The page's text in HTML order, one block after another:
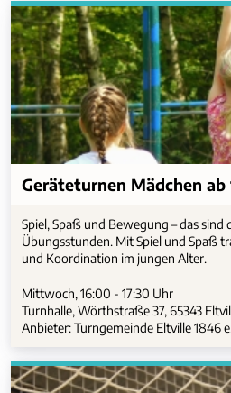
Geräteturnen Mädchen ab
Spiel, Spaß und Bewegung – das sind
Übungsstunden. Mit Spiel und Spaß
und Koordination im jungen Alter.
Mittwoch, 16:00 - 17:30 Uhr
Turnhalle, Wörthstraße 37, 65343
Anbieter: Turngemeinde Eltville 1846